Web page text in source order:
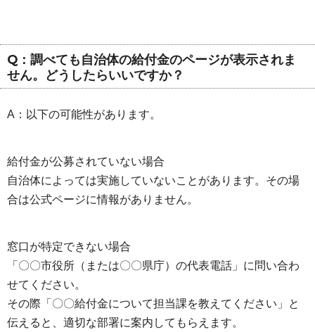
Q：調べても自治体の給付金のページが表示されま
せん。どうしたらいいですか？
A：以下の可能性があります。
給付金が公募されていない場合
自治体によっては実施していないことがあります。その場
合は公式ページに情報がありません。
窓口が特定できない場合
「〇〇市役所（または〇〇県庁）の代表電話」に問い合わ
せてください。
その際「〇〇給付金について担当課を教えてください」と
伝えると、適切な部署に案内してもらえます。